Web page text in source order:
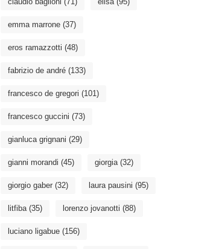
emma marrone (37)
eros ramazzotti (48)
fabrizio de andré (133)
francesco de gregori (101)
francesco guccini (73)
gianluca grignani (29)
gianni morandi (45) giorgia(32)
giorgio gaber (32) laura pausini (95)
litfiba(35) lorenzo jovanotti (88)
luciano ligabue (156)